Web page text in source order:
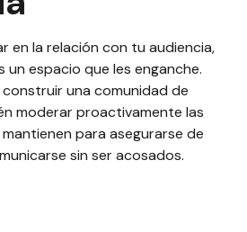
en la relación con tu audiencia,
un espacio que les enganche.
una comunidad de
moderar proactivamente las
para asegurarse de
sin ser acosados.